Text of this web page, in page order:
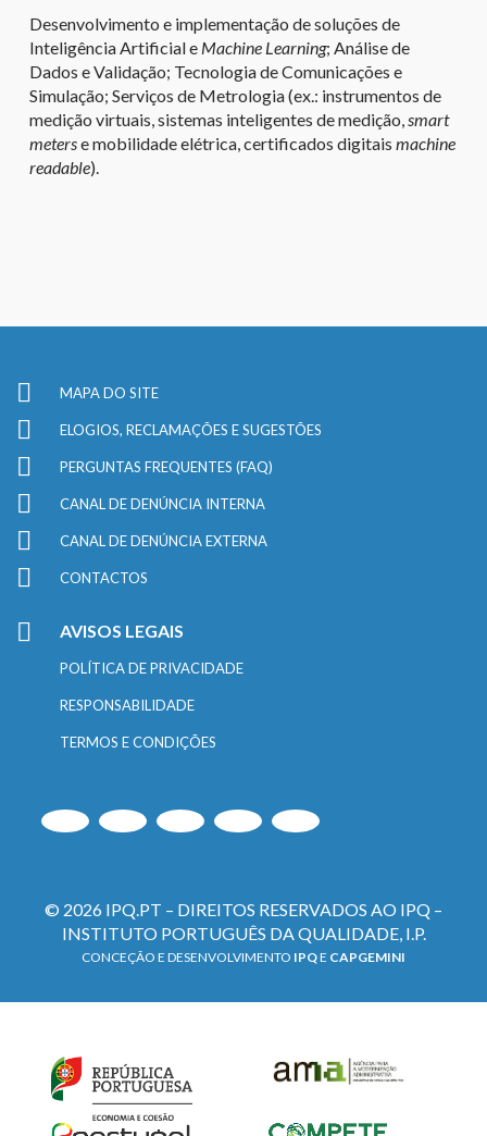
Desenvolvimento e implementação de soluções de
Inteligência Artificial e Machine Learning; Análise de
Dados e Validação; Tecnologia de Comunicações e
Simulação; Serviços de Metrologia (ex.: instrumentos de
medição virtuais, sistemas inteligentes de medição,smart
meterse mobilidade elétrica, certificados digitais machine
readable).
MAPA DO SITE
ELOGIOS, RECLAMAÇÕES E SUGESTÕES
PERGUNTAS FREQUENTES (FAQ)
CANAL DE DENÚNCIA INTERNA
CANAL DE DENÚNCIA EXTERNA
CONTACTOS
AVISOS LEGAIS
POLÍTICA DE PRIVACIDADE
RESPONSABILIDADE
TERMOS E CONDIÇÕES
© 2026 IPQ.PT – DIREITOS RESERVADOS AO IPQ –
INSTITUTO PORTUGUÊS DA QUALIDADE, I.P.
CONCEÇÃO E DESENVOLVIMENTO IPQE CAPGEMINI